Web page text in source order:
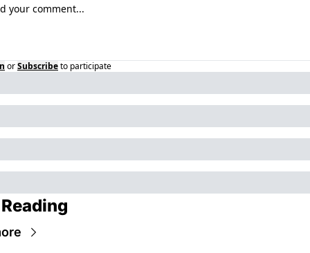
orSubscribeto participate